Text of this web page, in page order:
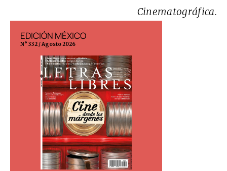
Cinematográfica.
EDICIÓN MÉXICO
N° 332 / Agosto 2026